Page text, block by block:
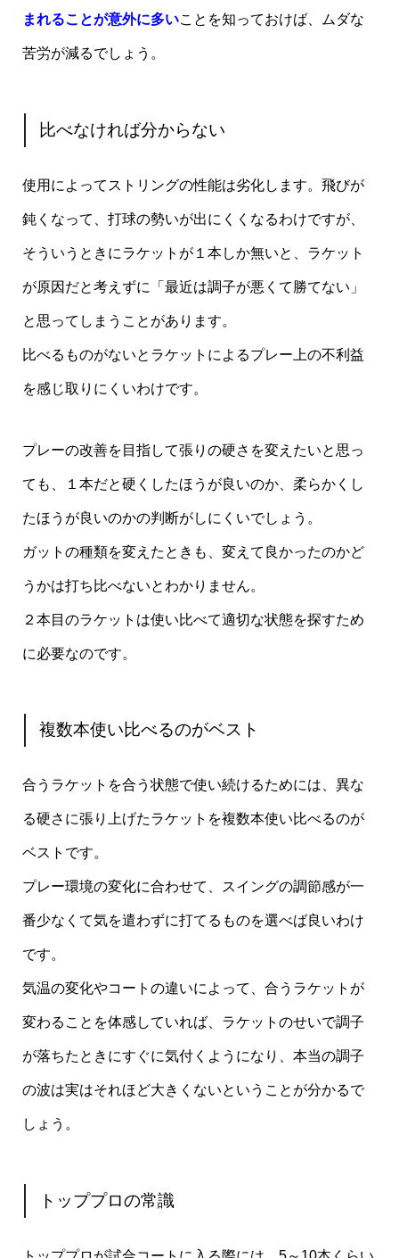
まれることが意外に多いことを知っておけば、ムダな
苦労が減るでしょう。
比べなければ分からない
使用によってストリングの性能は劣化します。飛びが
鈍くなって、打球の勢いが出にくくなるわけですが、
そういうときにラケットが１本しか無いと、ラケット
が原因だと考えずに「最近は調子が悪くて勝てない」
と思ってしまうことがあります。
比べるものがないとラケットによるプレー上の不利益
を感じ取りにくいわけです。
プレーの改善を目指して張りの硬さを変えたいと思っ
ても、１本だと硬くしたほうが良いのか、柔らかくし
たほうが良いのかの判断がしにくいでしょう。
ガットの種類を変えたときも、変えて良かったのかど
うかは打ち比べないとわかりません。
２本目のラケットは使い比べて適切な状態を探すため
に必要なのです。
複数本使い比べるのがベスト
合うラケットを合う状態で使い続けるためには、異な
る硬さに張り上げたラケットを複数本使い比べるのが
ベストです。
プレー環境の変化に合わせて、スイングの調節感が一
番少なくて気を遣わずに打てるものを選べば良いわけ
です。
気温の変化やコートの違いによって、合うラケットが
変わることを体感していれば、ラケットのせいで調子
が落ちたときにすぐに気付くようになり、本当の調子
の波は実はそれほど大きくないということが分かるで
しょう。
トッププロの常識